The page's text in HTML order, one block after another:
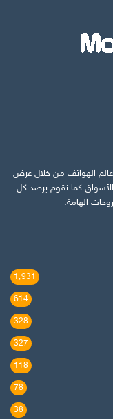
الهواتف من خلال عرض
كما نقوم برصد كل
الهامة.
1٬931
614
328
327
118
78
38